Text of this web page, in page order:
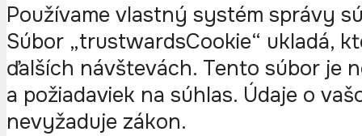
Používame vlastný systém správy
Súbor „trustwardsCookie“ ukladá,
ďalších návštevách. Tento súbor je
a požiadaviek na súhlas. Údaje o
nevyžaduje zákon.